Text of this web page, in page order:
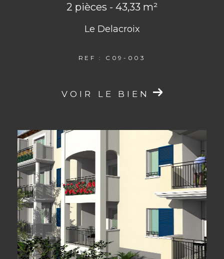
2 pièces - 43,33 m²
Le Delacroix
REF : C09-003
VOIR LE BIEN